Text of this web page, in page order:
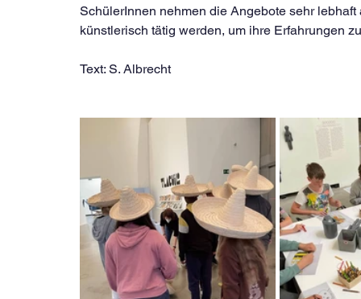
SchülerInnen nehmen die Angebote sehr
künstlerisch tätig werden, um ihre Erfahrungen
Text: S. Albrecht